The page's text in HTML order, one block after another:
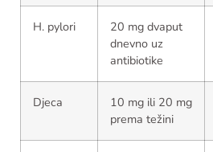
H. pylori
20 mg dvaput
dnevno uz
antibiotike
Djeca
10 mg ili 20 mg
prema težini